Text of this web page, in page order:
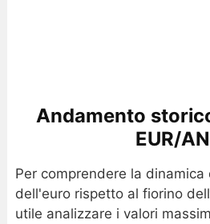
Andamento
EUR/
Per comprendere la
dell'euro rispetto al fiorino
utile analizzare i valori